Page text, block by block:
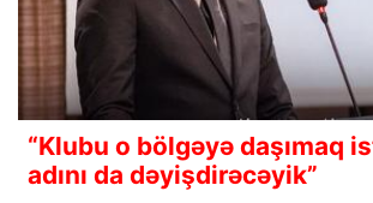
“Klubu o bölgəyə daşımaq
adını da dəyişdirəcəyik”